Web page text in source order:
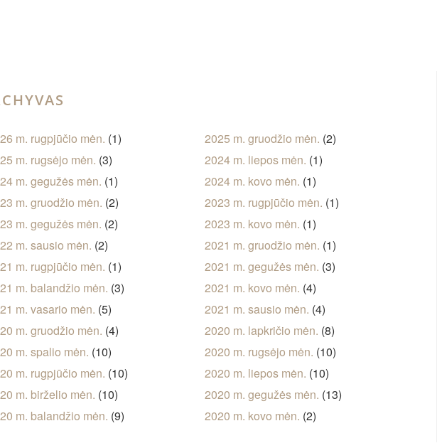
m. rugpjūčio mėn. (1) 2025 m. gruodžio mėn. (2)
m. rugsėjo mėn. (3) 2024 m. liepos mėn. (1)
m. gegužės mėn. (1) 2024 m. kovo mėn. (1)
m. gruodžio mėn. (2) 2023 m. rugpjūčio mėn. (1)
m. gegužės mėn. (2) 2023 m. kovo mėn. (1)
m. sausio mėn. (2) 2021 m. gruodžio mėn. (1)
m. rugpjūčio mėn. (1) 2021 m. gegužės mėn. (3)
m. balandžio mėn. (3) 2021 m. kovo mėn. (4)
m. vasario mėn. (5) 2021 m. sausio mėn. (4)
m. gruodžio mėn. (4) 2020 m. lapkričio mėn. (8)
m. spalio mėn. (10) 2020 m. rugsėjo mėn. (10)
m. rugpjūčio mėn. (10) 2020 m. liepos mėn. (10)
m. birželio mėn. (10) 2020 m. gegužės mėn. (13)
m. balandžio mėn. (9) 2020 m. kovo mėn. (2)